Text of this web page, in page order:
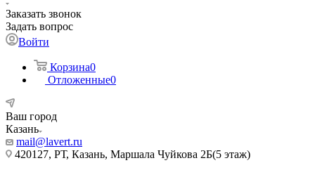
Заказать звонок
Задать вопрос
Войти
Корзина0
Отложенные0
Ваш город
Казань
mail@lavert.ru
420127, РТ, Казань, Маршала Чуйкова 2Б(5 этаж)